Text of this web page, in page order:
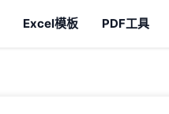
Excel模板 PDF工具